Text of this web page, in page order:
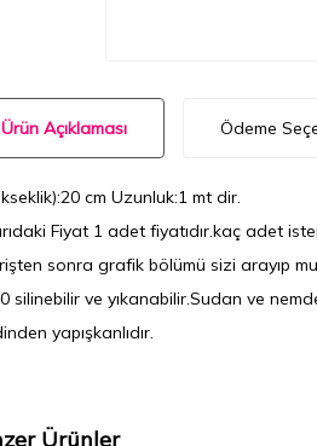
Ürün Açıklaması Ödeme
cm Uzunluk:1 mt dir.
Fiyat 1 adet fiyatıdır.kaç adet
sonra grafik bölümü sizi arayıp
silinebilir ve yıkanabilir.Sudan ve
yapışkanlıdır.
Ürünler